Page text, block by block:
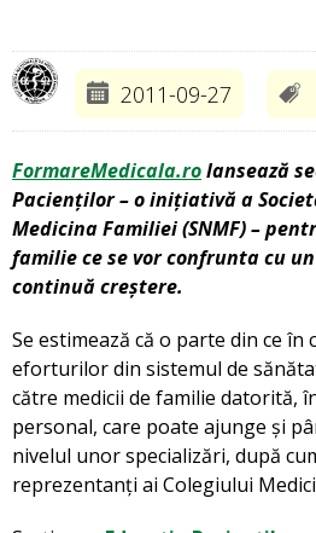
2011-09-27
FormareMedicala.rolansează
Pacienților – o inițiativă a
Medicina Familiei (SNMF) –
familie ce se vor confrunta cu
continuă creștere.
Se estimează că o parte din ce în
eforturilor din sistemul de
către medicii de familie datorită,
personal, care poate ajunge și
nivelul unor specializări, după
reprezentanți ai Colegiului